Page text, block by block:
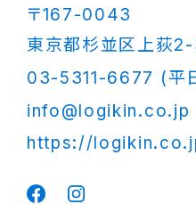
〒167-0043
東京都杉並区上荻
03-5311-6677 (平
info@logikin.co.jp
https://